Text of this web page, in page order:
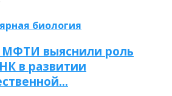
биология
выяснили роль
в развитии